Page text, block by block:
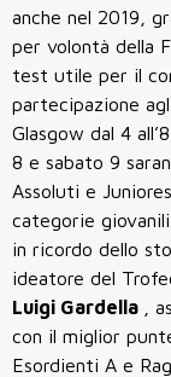
anche nel 2019,
per volontà della
test utile per il
partecipazione
Glasgow dal 4
8 e sabato 9
Assoluti e
categorie
in ricordo dello
ideatore del
Luigi Gardella
,
con il miglior
Esordienti A e